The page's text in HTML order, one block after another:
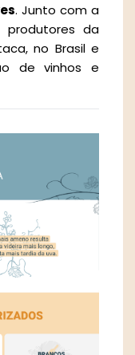
. Junto com a
produtores da
no Brasil e
de vinhos e